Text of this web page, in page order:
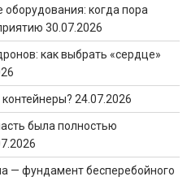
оборудования: когда пора
30.07.2026
как выбрать «сердце»
24.07.2026
была полностью
— фундамент бесперебойного